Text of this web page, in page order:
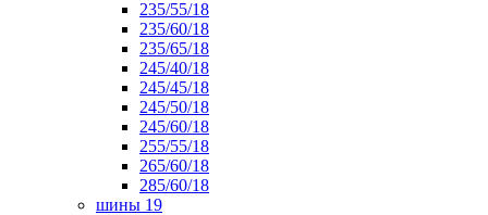
235/55/18
235/60/18
235/65/18
245/40/18
245/45/18
245/50/18
245/60/18
255/55/18
265/60/18
285/60/18
шины 19